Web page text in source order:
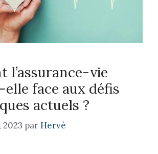
l’assurance-vie
face aux défis
actuels ?
parHervé